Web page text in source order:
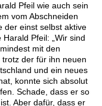
Pfeil wie auch sein
vom Abschneiden
der einst selbst aktive
Pfeil: „Wir sind
mit den
der für ihn neuen
und ein neues
konnte sich absolut
Schade, dass er so
Aber dafür, dass er